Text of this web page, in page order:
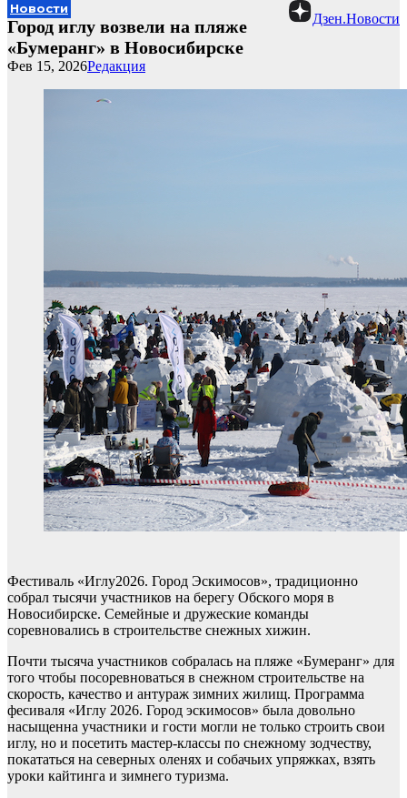
Дзен.Новости
Новости
Город иглу возвели на пляже
«Бумеранг» в Новосибирске
Редакция
Фев 15, 2026
Фестиваль «Иглу2026. Город Эскимосов», традиционно
собрал тысячи участников на берегу Обского моря в
Новосибирске. Семейные и дружеские команды
соревновались в строительстве снежных хижин.
Почти тысяча участников собралась на пляже «Бумеранг» для
того чтобы посоревноваться в снежном строительстве на
скорость, качество и антураж зимних жилищ. Программа
фесиваля «Иглу 2026. Город эскимосов» была довольно
насыщенна участники и гости могли не только строить свои
иглу, но и посетить мастер‑классы по снежному зодчеству,
покататься на северных оленях и собачьих упряжках, взять
уроки кайтинга и зимнего туризма.